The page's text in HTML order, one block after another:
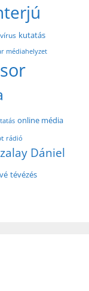
kutatás
médiahelyzet
online média
rádió
Dániel
tévézés